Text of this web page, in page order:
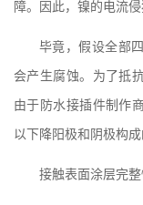
障。因此，镍的电流
毕竟，假设全部
会产生腐蚀。为了抵
由于防水接插件制作
以下降阳极和阴极构成
接触表面涂层完